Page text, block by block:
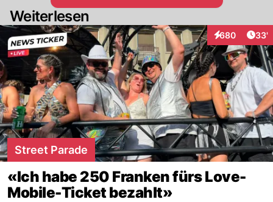
Weiterlesen
680
Interaktionen
33'
Street Parade
«Ich habe 250 Franken fürs Love-
Mobile-Ticket bezahlt»